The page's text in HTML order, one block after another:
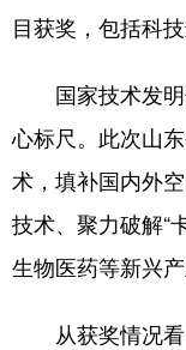
溯源中国
亚太网
地方频道
目获奖，包括科
国家技术发明
心标尺。此次山
术，填补国内外
技术、聚力破解“
生物医药等新兴
从获奖情况看